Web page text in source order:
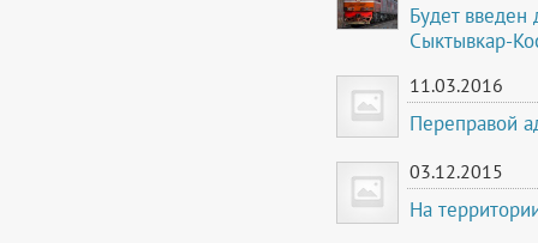
Будет
Сыктывкар-
11.03.2016
Переправой
03.12.2015
На